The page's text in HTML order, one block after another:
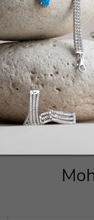
tak perfektní
řetízků pro přívěsky.